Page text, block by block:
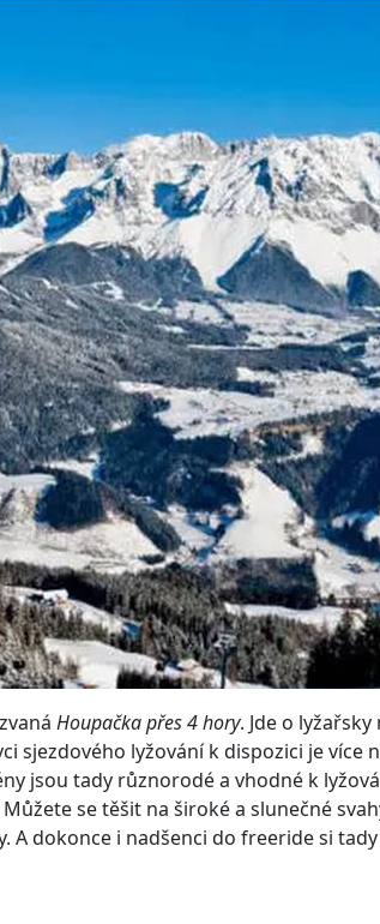
Houpačka přes 4 hory. Jde o lyžařsky
sjezdového lyžování k dispozici je více
jsou tady různorodé a vhodné k
se těšit na široké a slunečné
A dokonce i nadšenci do freeride si